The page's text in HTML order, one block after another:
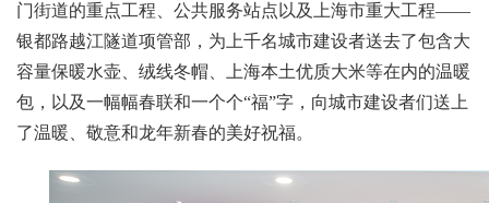
门街道的重点工程、公共服务站点以及上海市重大工程——
银都路越江隧道项管部，为上千名城市建设者送去了包含大
容量保暖水壶、绒线冬帽、上海本土优质大米等在内的温暖
包，以及一幅幅春联和一个个“福”字，向城市建设者们送上
了温暖、敬意和龙年新春的美好祝福。